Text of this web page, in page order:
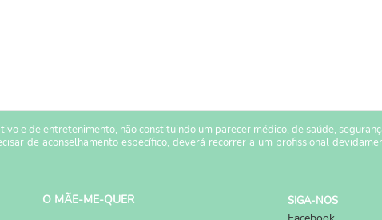
e de entretenimento, não constituindo um parecer médico, de saúde,
de aconselhamento específico, deverá recorrer a um profissional
O MÃE-ME-QUER
SIGA-NOS